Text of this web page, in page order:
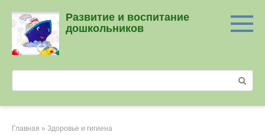
контенту
Развитие и воспитание
дошкольников
Главная » Здоровье и гигиена